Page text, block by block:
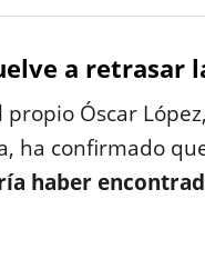
a retrasar
propio Óscar
ha confirmado
haber